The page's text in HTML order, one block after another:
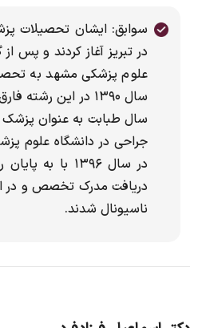
در تبریز آغاز کردند و پس
علوم پزشکی مشهد به
سال ۱۳۹۰ در این
سال طبابت به عنوان
جراحی در دانشگاه علوم
در سال ۱۳۹۶ با
دریافت مدرک تخصص و در
ناسیونال شدند.